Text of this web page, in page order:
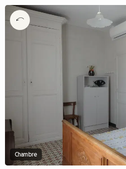
Chambre